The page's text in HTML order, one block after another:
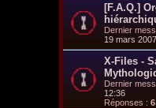
[F.A.Q.]
Dernier
19 mars
X-Files -
Dernier
12:36
Réponses : 6